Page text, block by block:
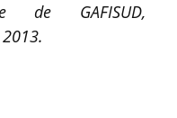
de GAFISUD,